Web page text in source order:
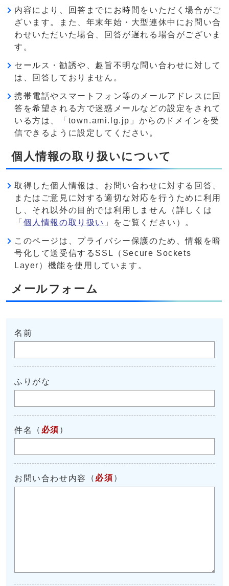
内容により、回答までにお時間をいただく場合がご
ざいます。また、年末年始・大型連休中にお問い合
わせいただいた場合、回答が遅れる場合がございま
す。
セールス・勧誘や、趣旨不明な問い合わせに対して
は、回答しておりません。
携帯電話やスマートフォン等のメールアドレスに回
答を希望される方で迷惑メールなどの設定をされて
いる方は、「town.ami.lg.jp」からのドメインを受
信できるように設定してください。
個人情報の取り扱いについて
取得した個人情報は、お問い合わせに対する回答、
またはご意見に対する適切な対応を行うために利用
し、それ以外の目的では利用しません（詳しくは
「 個人情報の取り扱い 」をご覧ください）。
このページは、プライバシー保護のため、情報を暗
号化して送受信するSSL（Secure Sockets
Layer）機能を使用しています。
メールフォーム
名前
ふりがな
件名 （ 必須 ）
お問い合わせ内容 （ 必須 ）